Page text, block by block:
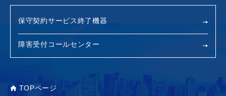
保守契約サービス終了機器
障害受付コールセンター
TOPページ